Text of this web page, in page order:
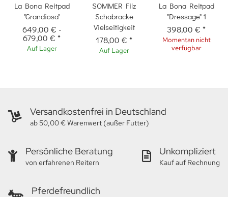
La Bona Reitpad
"Grandiosa"
649,00 € -
679,00 € *
Auf Lager
SOMMER Filz
Schabracke
Vielseitigkeit
178,00 € *
Auf Lager
La Bona Reitpad
"Dressage" 1
398,00 € *
Momentan nicht
verfügbar
Versandkostenfrei in Deutschland
ab 50,00 € Warenwert (außer Futter)
Persönliche Beratung
von erfahrenen Reitern
Unkompliziert
Kauf auf Rechnung
Pferdefreundlich